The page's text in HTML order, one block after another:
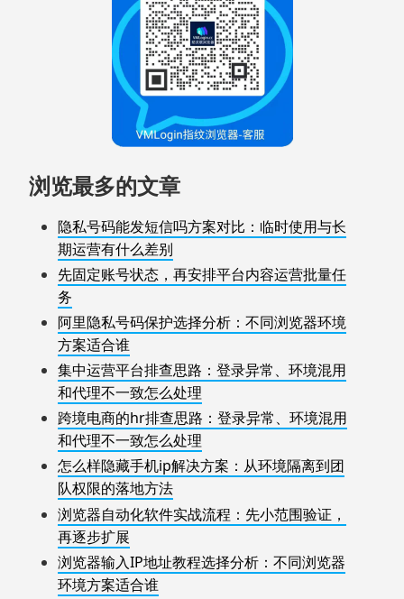
浏览最多的文章
隐私号码能发短信吗方案对比：临时使用与长
期运营有什么差别
先固定账号状态，再安排平台内容运营批量任
务
阿里隐私号码保护选择分析：不同浏览器环境
方案适合谁
集中运营平台排查思路：登录异常、环境混用
和代理不一致怎么处理
跨境电商的hr排查思路：登录异常、环境混用
和代理不一致怎么处理
怎么样隐藏手机ip解决方案：从环境隔离到团
队权限的落地方法
浏览器自动化软件实战流程：先小范围验证，
再逐步扩展
浏览器输入IP地址教程选择分析：不同浏览器
环境方案适合谁